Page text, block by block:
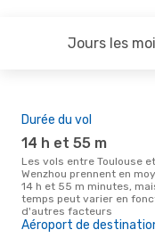
Jours les
Durée du vol
14 h et 55 m
Les vols entre Toulouse et
Wenzhou prennent en
14 h et 55 m minutes,
temps peut varier en
d'autres facteurs
Aéroport de